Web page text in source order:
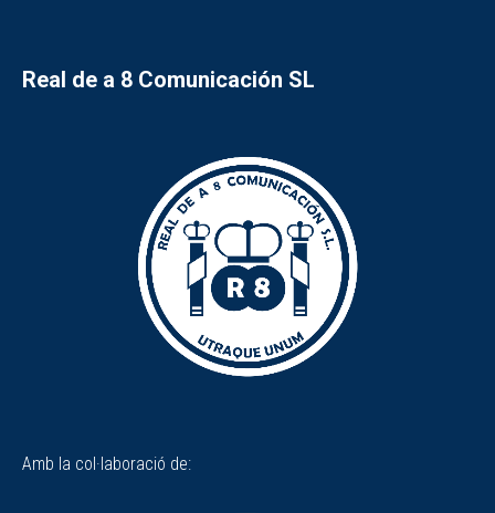
Real de a 8 Comunicación SL
Amb la col·laboració de: